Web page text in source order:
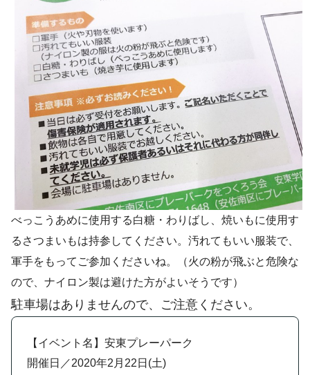
べっこうあめに使用する白糖・わりばし、焼いもに使用す
るさつまいもは持参してください。汚れてもいい服装で、
軍手をもってご参加くださいね。（火の粉が飛ぶと危険な
ので、ナイロン製は避けた方がよいそうです）
駐車場はありませんので、ご注意ください。
【イベント名】安東プレーパーク
開催日／2020年2月22日(土)